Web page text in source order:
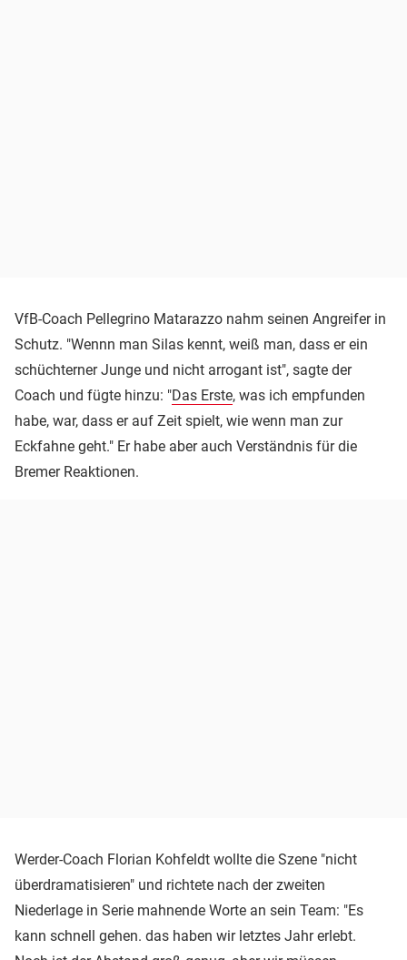
VfB-Coach Pellegrino Matarazzo nahm seinen Angreifer in
Schutz. "Wennn man Silas kennt, weiß man, dass er ein
schüchterner Junge und nicht arrogant ist", sagte der
Coach und fügte hinzu: "Das Erste, was ich empfunden
habe, war, dass er auf Zeit spielt, wie wenn man zur
Eckfahne geht." Er habe aber auch Verständnis für die
Bremer Reaktionen.
Werder-Coach Florian Kohfeldt wollte die Szene "nicht
überdramatisieren" und richtete nach der zweiten
Niederlage in Serie mahnende Worte an sein Team: "Es
kann schnell gehen. das haben wir letztes Jahr erlebt.